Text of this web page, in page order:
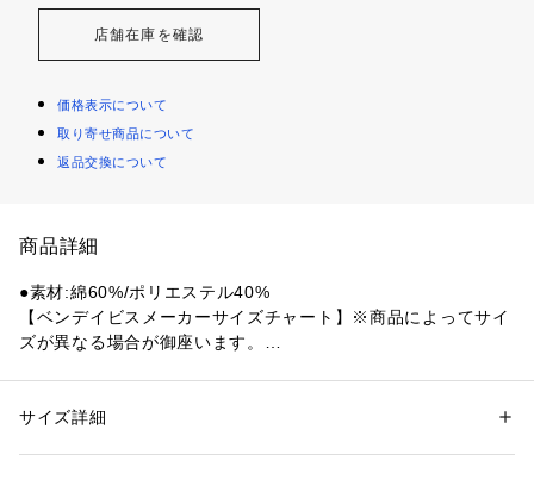
店舗在庫を確認
価格表示について
取り寄せ商品について
返品交換について
商品詳細
●素材:綿60%/ポリエステル40%
【ベンデイビスメーカーサイズチャート】※商品によってサイ
ズが異なる場合が御座います。
エスト94～104cm
性別：メンズ
サイズ詳細